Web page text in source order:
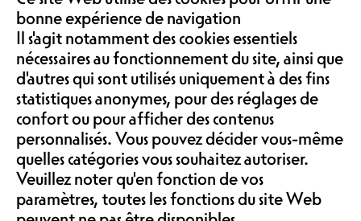
ASSOCIATION &
COMMUNAUTÉ
LOCATIONS
On a besoin de vous pour notre
WeMakeIt ! Le Nouveau Monde fête
ses 30 ans en 2025 avec un livre de
recettes illustré par 73 artistes en
Suisse. Créé pendant le COVID, ce
projet soutient la culture et finance
une partie de notre anniversaire.
bonne expérience de navigation
Il s'agit notamment des cookies essentiels
nécessaires au fonctionnement du site, ainsi que
d'autres qui sont utilisés uniquement à des fins
statistiques anonymes, pour des réglages de
confort ou pour afficher des contenus
personnalisés. Vous pouvez décider vous-même
quelles catégories vous souhaitez autoriser.
Veuillez noter qu'en fonction de vos
paramètres, toutes les fonctions du site Web